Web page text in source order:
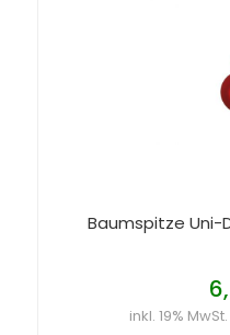
Baumspitze Uni-
inkl. 19%